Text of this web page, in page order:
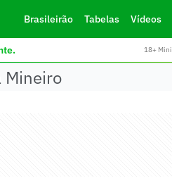
Brasileirão Tabelas Vídeos
18+
Mineiro